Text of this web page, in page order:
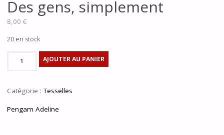
Des gens, simplement
8,00 €
20 en stock
gens,
AJOUTER AU PANIER
Catégorie :Tesselles
Pengam Adeline